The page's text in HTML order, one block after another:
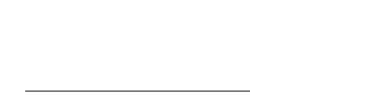
————————————————————